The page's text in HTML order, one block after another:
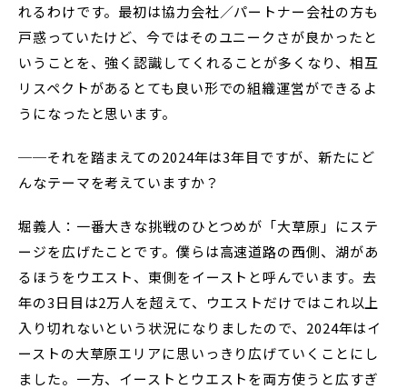
れるわけです。最初は協力会社／パートナー会社の方も
戸惑っていたけど、今ではそのユニークさが良かったと
いうことを、強く認識してくれることが多くなり、相互
リスペクトがあるとても良い形での組織運営ができるよ
うになったと思います。
──それを踏まえての2024年は3年目ですが、新たにど
んなテーマを考えていますか？
堀義人：一番大きな挑戦のひとつめが「大草原」にステ
ージを広げたことです。僕らは高速道路の西側、湖があ
るほうをウエスト、東側をイーストと呼んでいます。去
年の3日目は2万人を超えて、ウエストだけではこれ以上
入り切れないという状況になりましたので、2024年はイ
ーストの大草原エリアに思いっきり広げていくことにし
ました。一方、イーストとウエストを両方使うと広すぎ